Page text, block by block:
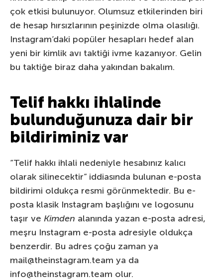
çok etkisi bulunuyor. Olumsuz etkilerinden biri
de hesap hırsızlarının peşinizde olma olasılığı.
Instagram’daki popüler hesapları hedef alan
yeni bir kimlik avı taktiği ivme kazanıyor. Gelin
bu taktiğe biraz daha yakından bakalım.
Telif hakkı ihlalinde
bulunduğunuza dair bir
bildiriminiz var
“Telif hakkı ihlali nedeniyle hesabınız kalıcı
olarak silinecektir” iddiasında bulunan e-posta
bildirimi oldukça resmi görünmektedir. Bu e-
posta klasik Instagram başlığını ve logosunu
taşır ve Kimden alanında yazan e-posta adresi,
meşru Instagram e-posta adresiyle oldukça
benzerdir. Bu adres çoğu zaman ya
mail@theinstagram.team ya da
info@theinstagram.team olur.